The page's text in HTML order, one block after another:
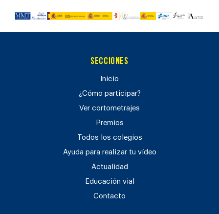
Secciones
Inicio
¿Cómo participar?
Ver cortometrajes
Premios
Todos los colegios
Ayuda para realizar tu vídeo
Actualidad
Educación vial
Contacto